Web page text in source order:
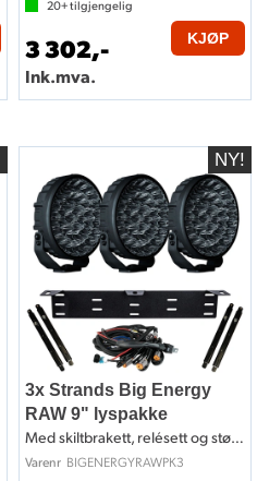
20+tilgjengelig
3 302,-
Ink.mva.
KJØP
3x Strands Big Energy
RAW 9" lyspakke
Med skiltbrakett, relésett og støttestag
Varenr BIGENERGYRAWPK3